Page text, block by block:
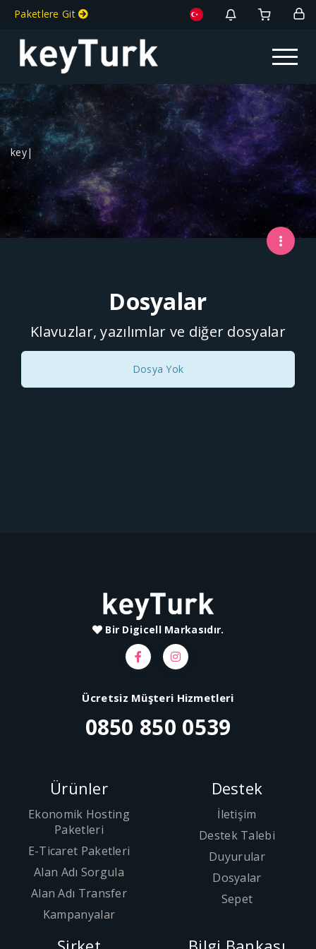
Paketlere Git
Toggle
keyT
Dosyalar
Klavuzlar, yazılımlar ve diğer dosyalar
Dosya Yok
Bir Digicell Markasıdır.
Ücretsiz Müşteri Hizmetleri
0850 850 0539
Ürünler
Ekonomik Hosting
Paketleri
E-Ticaret Paketleri
Alan Adı Sorgula
Alan Adı Transfer
Kampanyalar
Destek
İletişim
Destek Talebi
Duyurular
Dosyalar
Sepet